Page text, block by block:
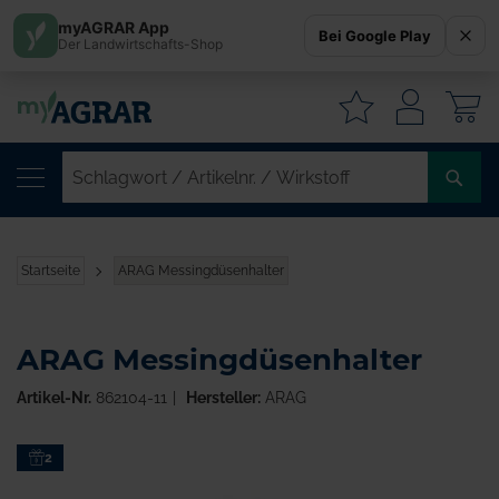
Startseite ARAG Messingdüsenhalter
Zum2
ARAG Messingdüsenhalter
Artikel-Nr. 862104-11 Hersteller:ARAG
myAGRAR App
Der Landwirtschafts-Shop Bei Google Play